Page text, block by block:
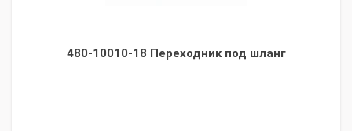
480-10010-18 Переходник под шланг